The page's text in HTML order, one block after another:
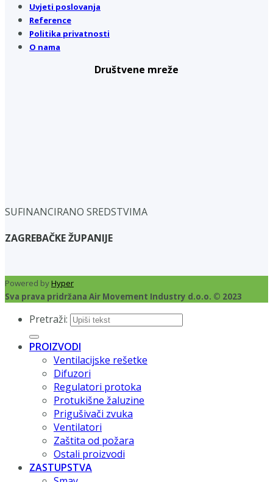
Uvjeti poslovanja
Reference
Politika privatnosti
O nama
Društvene mreže
SUFINANCIRANO SREDSTVIMA
ZAGREBAČKE ŽUPANIJE
Powered byHyper
Sva prava pridržana Air Movement Industry d.o.o. © 2023
Pretraži:
PROIZVODI
Ventilacijske rešetke
Difuzori
Regulatori protoka
Protukišne žaluzine
Prigušivači zvuka
Ventilatori
Zaštita od požara
Ostali proizvodi
ZASTUPSTVA